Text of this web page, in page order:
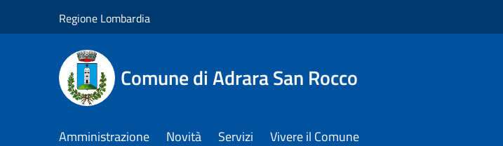
Regione Lombardia
Comune di Adrara San Rocco
Amministrazione Novità Servizi Vivere il Comune